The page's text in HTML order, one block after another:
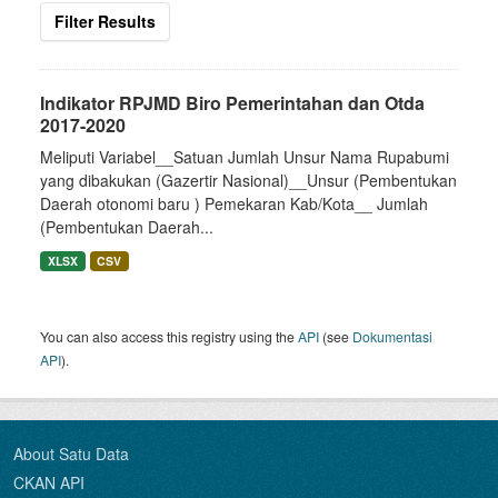
Filter Results
Indikator RPJMD Biro Pemerintahan dan Otda
2017-2020
Meliputi Variabel__Satuan Jumlah Unsur Nama Rupabumi
yang dibakukan (Gazertir Nasional)__Unsur (Pembentukan
Daerah otonomi baru ) Pemekaran Kab/Kota__ Jumlah
(Pembentukan Daerah...
XLSX CSV
You can also access this registry using theAPI (see Dokumentasi
API).
About Satu Data
CKAN API